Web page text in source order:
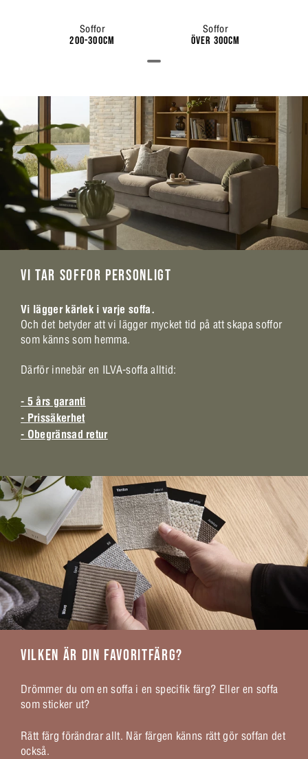
Soffor
200-300cm
Soffor
Över 300cm
VI TAR SOFFOR PERSONLIGT
Vi lägger kärlek i varje soffa.
Och det betyder att vi lägger mycket tid på att skapa soffor
som känns som hemma.
Därför innebär en ILVA-soffa alltid:
- 5 års garanti
- Prissäkerhet
- Obegränsad retur
VILKEN ÄR DIN FAVORITFÄRG?
Drömmer du om en soffa i en specifik färg? Eller en soffa
som sticker ut?
Rätt färg förändrar allt. När färgen känns rätt gör soffan det
också.